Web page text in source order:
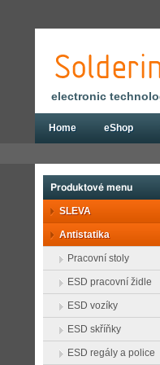
Produktové menu
SLEVA
Antistatika
Pracovní stoly
ESD pracovní židle
ESD vozíky
ESD skříňky
ESD regály a police
electronic
Home eShop